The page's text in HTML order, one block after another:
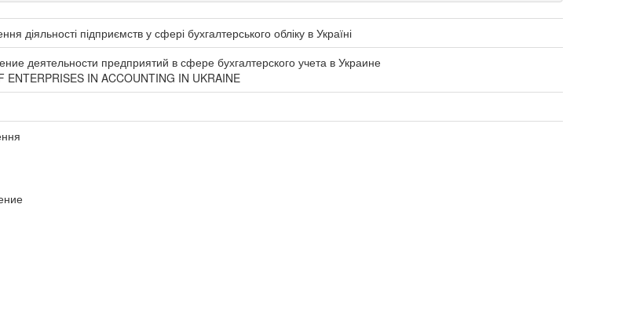
діяльності підприємств у сфері бухгалтерського обліку в Україні
деятельности предприятий в сфере бухгалтерского учета в Украине
ENTERPRISES IN ACCOUNTING IN UKRAINE